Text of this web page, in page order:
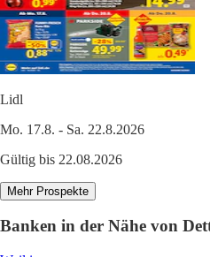
Lidl
Mo. 17.8. - Sa. 22.8.2026
Gültig bis 22.08.2026
Mehr Prospekte
Banken in der Nähe von